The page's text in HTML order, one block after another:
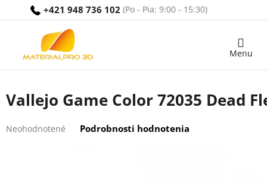
+421 948 736 102
Nákupný
Vallejo Game Color 72035 Dead
hodnotenie
Neohodnotené Podrobnosti hodnotenia